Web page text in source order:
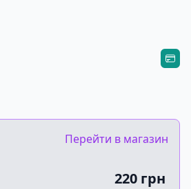
Перейти в магазин
220 грн